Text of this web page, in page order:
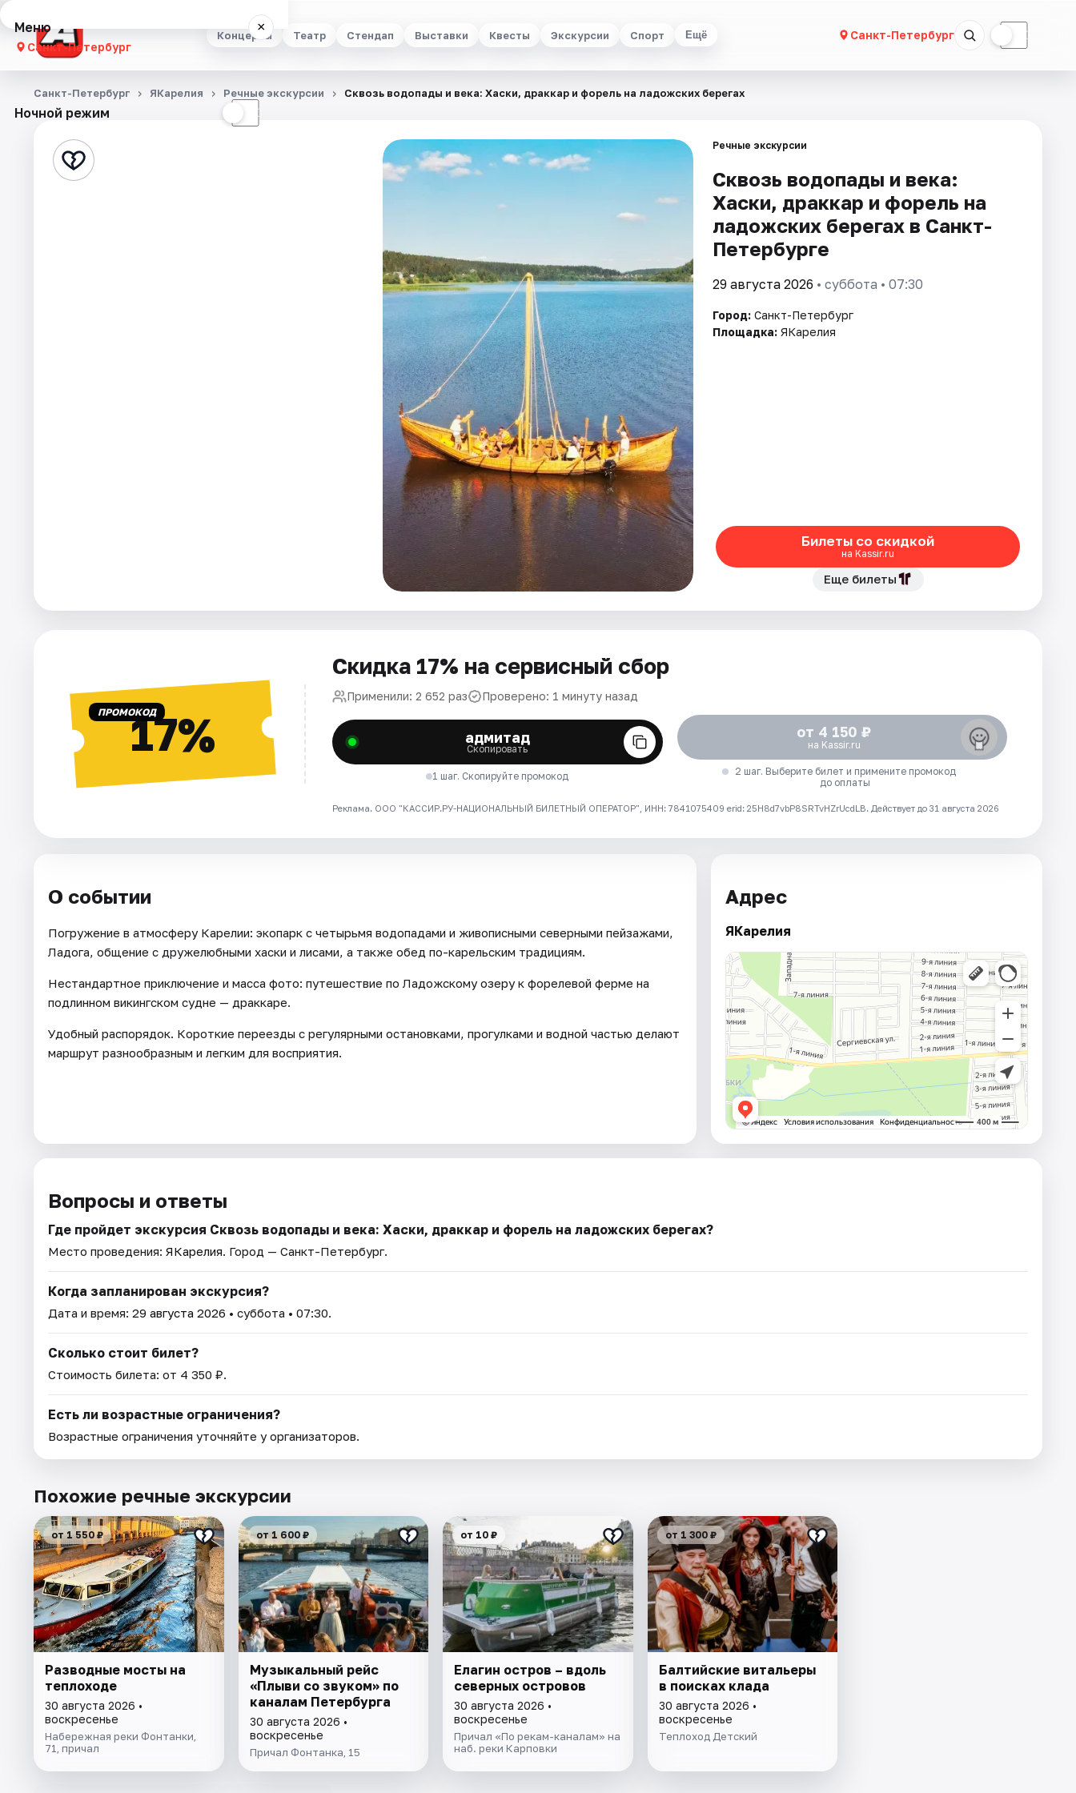
Концерты Театр Стендап Выставки Квесты Экскурсии Спорт Ещё Санкт-Петербург ☾
Меню ×
Санкт-Петербург
Концерты
Стендап
Ночной режим ☾
Санкт-Петербург ЯКарелия Речные экскурсии Сквозь водопады и века: Хаски, драккар и форель на ладожских берегах
Речные экскурсии
Сквозь водопады и века:
Хаски, драккар и форель на
ладожских берегах в Санкт-
Петербурге
29 августа 2026 • суббота • 07:30
Город: Санкт-Петербург
Площадка: ЯКарелия
Билеты со скидкой
на Kassir.ru
Еще билеты
ПРОМОКОД17%
Скидка 17% на сервисный сбор
Применили: 2 652 раз Проверено: 1 минуту назад
адмитад
Скопировать
1 шаг. Скопируйте промокод
от 4 150 ₽
на Kassir.ru
2 шаг. Выберите билет и примените промокод
до оплаты
Реклама. ООО "КАССИР.РУ-НАЦИОНАЛЬНЫЙ БИЛЕТНЫЙ ОПЕРАТОР", ИНН: 7841075409 erid: 25H8d7vbP8SRTvHZrUcdLB. Действует до 31 августа 2026
О событии
Погружение в атмосферу Карелии: экопарк с четырьмя водопадами и живописными северными пейзажами,
Ладога, общение с дружелюбными хаски и лисами, а также обед по-карельским традициям.
Нестандартное приключение и масса фото: путешествие по Ладожскому озеру к форелевой ферме на
подлинном викингском судне — драккаре.
Удобный распорядок. Короткие переезды с регулярными остановками, прогулками и водной частью делают
маршрут разнообразным и легким для восприятия.
Адрес
ЯКарелия
Вопросы и ответы
Где пройдет экскурсия Сквозь водопады и века: Хаски, драккар и форель на ладожских берегах?
Место проведения: ЯКарелия. Город — Санкт-Петербург.
Когда запланирован экскурсия?
Дата и время: 29 августа 2026 • суббота • 07:30.
Сколько стоит билет?
Стоимость билета: от 4 350 ₽.
Есть ли возрастные ограничения?
Возрастные ограничения уточняйте у организаторов.
Похожие речные экскурсии
от 1 550 ₽
Разводные мосты на
теплоходе
30 августа 2026 •
воскресенье
Набережная реки Фонтанки,
71, причал
от 1 600 ₽
Музыкальный рейс
«Плыви со звуком» по
каналам Петербурга
30 августа 2026 •
воскресенье
Причал Фонтанка, 15
от 10 ₽
Елагин остров – вдоль
северных островов
30 августа 2026 •
воскресенье
Причал «По рекам-каналам» на
наб. реки Карповки
от 1 300 ₽
Балтийские витальеры
в поисках клада
30 августа 2026 •
воскресенье
Теплоход Детский